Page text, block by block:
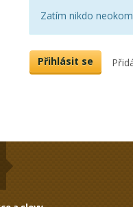
Zatím nikdo
Přihlásit se